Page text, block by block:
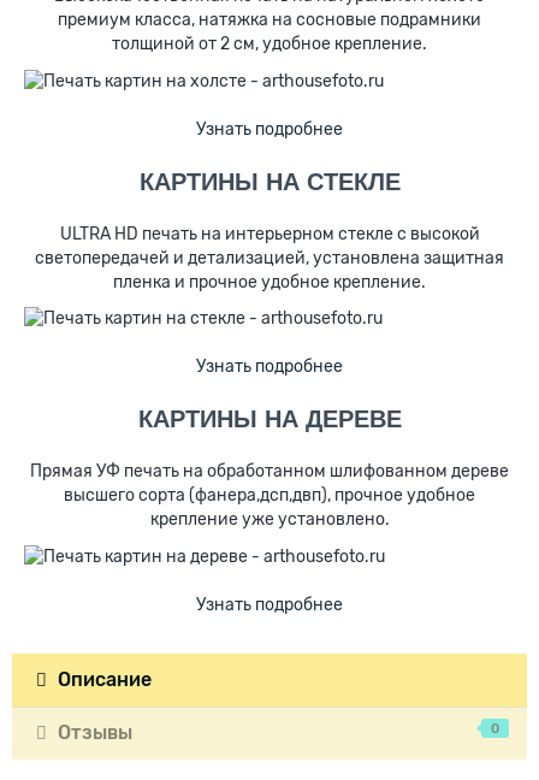
премиум класса, натяжка на сосновые подрамники
толщиной от 2 см, удобное крепление.
Узнать подробнее
КАРТИНЫ НА СТЕКЛЕ
ULTRA HD печать на интерьерном стекле с высокой
светопередачей и детализацией, установлена защитная
пленка и прочное удобное крепление.
Узнать подробнее
КАРТИНЫ НА ДЕРЕВЕ
Прямая УФ печать на обработанном шлифованном дереве
высшего сорта (фанера,дсп,двп), прочное удобное
крепление уже установлено.
Узнать подробнее
Описание
Отзывы 0